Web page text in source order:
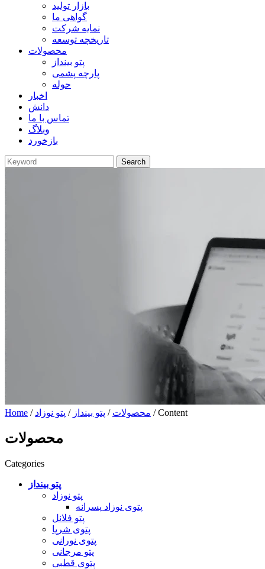
بازار تولید
گواهی ما
نمایه شرکت
تاریخچه توسعه
محصولات
پتو بینداز
پارچه پشمی
حوله
اخبار
دانش
تماس با ما
وبلاگ
بازخورد
Home / محصولات / پتو بینداز / پتو نوزاد / Content
محصولات
Categories
پتو بینداز
پتو نوزاد
پتوی نوزاد پسرانه
پتو فلانل
پتوی شرپا
پتوی نورانی
پتو مرجانی
پتوی قطبی